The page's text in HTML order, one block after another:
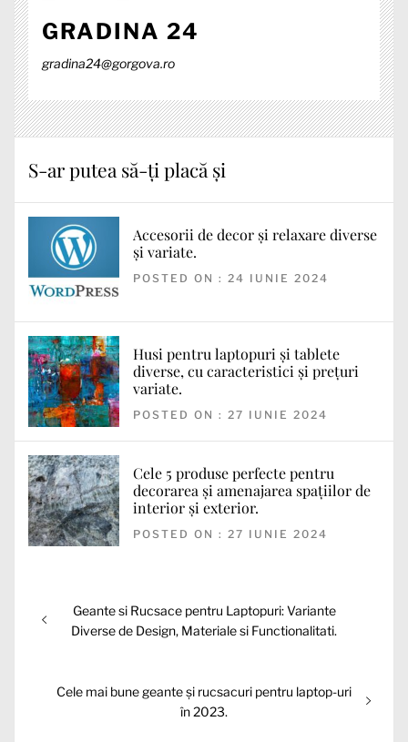
GRADINA 24
gradina24@gorgova.ro
S-ar putea să-ți placă și
Accesorii de decor și relaxare diverse
și variate.
POSTED ON : 24 IUNIE 2024
Husi pentru laptopuri și tablete
diverse, cu caracteristici și prețuri
variate.
POSTED ON : 27 IUNIE 2024
Cele 5 produse perfecte pentru
decorarea și amenajarea spațiilor de
interior și exterior.
POSTED ON : 27 IUNIE 2024
Navigare
în
Articolul
anterior:
Geante si Rucsace pentru Laptopuri: Variante
Diverse de Design, Materiale si Functionalitati.
Articolul
Cele mai bune geante și rucsacuri pentru laptop-uri
în 2023.